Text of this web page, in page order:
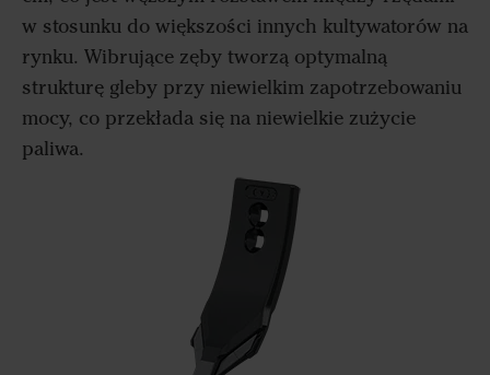
w stosunku do większości innych kultywatorów na
rynku. Wibrujące zęby tworzą optymalną
strukturę gleby przy niewielkim zapotrzebowaniu
mocy, co przekłada się na niewielkie zużycie
paliwa.